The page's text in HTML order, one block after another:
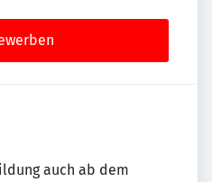
auch ab dem